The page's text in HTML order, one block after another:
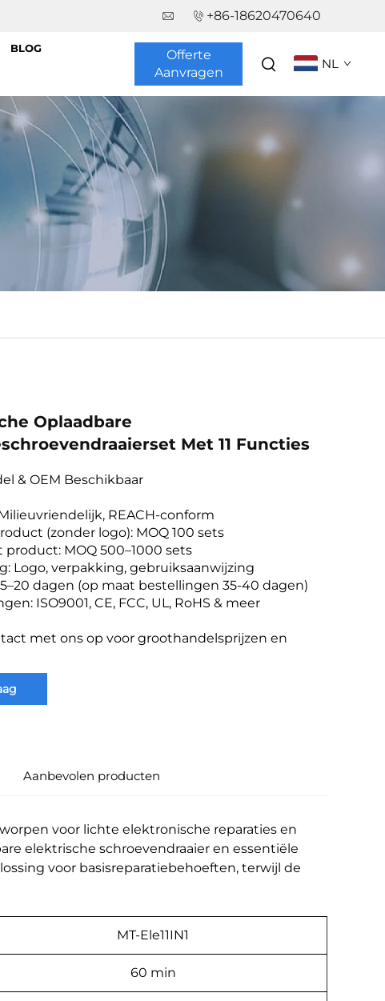
+86-18620470640
BLOG
Offerte
Aanvragen
NL
Oplaadbare
Met 11 Functies
& OEM Beschikbaar
REACH-conform
(zonder logo): MOQ 100 sets
product: MOQ 500–1000 sets
Logo, verpakking, gebruiksaanwijzing
dagen (op maat bestellingen 35-40 dagen)
ISO9001, CE, FCC, UL, RoHS & meer
met ons op voor groothandelsprijzen en
Aanbevolen producten
voor lichte elektronische reparaties en
elektrische schroevendraaier en essentiële
voor basisreparatiebehoeften, terwijl de
MT-Ele11IN1
60 min